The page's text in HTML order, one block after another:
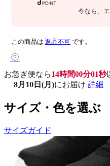
今なら 、
この商品は 返品不可 です。
お急ぎ便なら14時間00分00秒
8月10日(月)にお届け 詳細
サイズ・色を選ぶ
サイズガイド